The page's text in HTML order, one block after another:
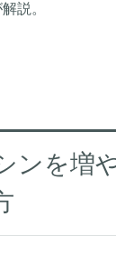
説。
ンを増